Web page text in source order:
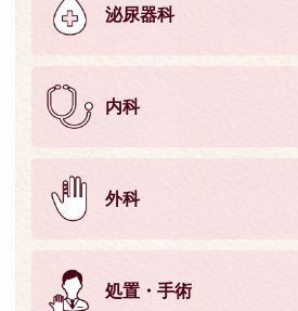
泌尿器科
内科
外科
処置・手術